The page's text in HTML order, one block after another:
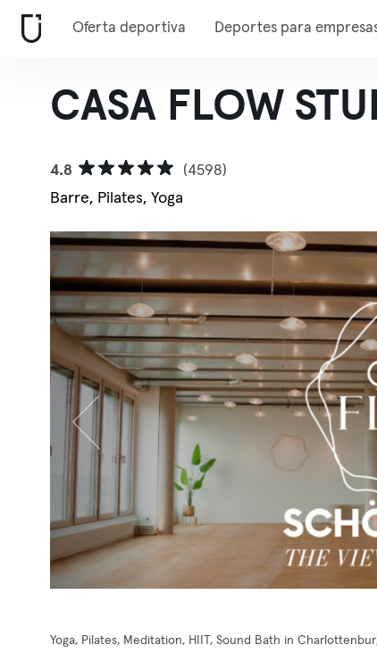
Oferta deportiva Deportes para
CASA FLOW
4.8
(4598)
Barre, Pilates, Yoga
Yoga, Pilates, Meditation, HIIT, Sound Bath in